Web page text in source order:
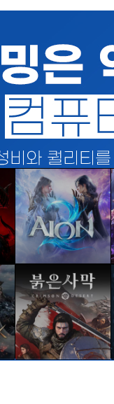
아이온 II
바로가기